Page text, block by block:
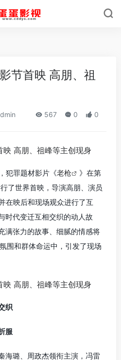
节首映 高朋、祖
567 0 0
犯罪题材影片《老枪
》在第
了世界首映，导演高朋、演员
在映后和现场观众进行了互
时代变迁互相交织的动人故
满张力的故事、细腻的情感将
围和群体命运中，引发了现场
织
服
海璐、周政杰领衔主演，冯雷